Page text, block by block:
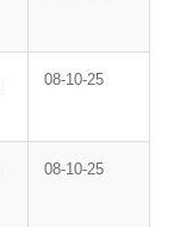
08-10-25
08-10-25